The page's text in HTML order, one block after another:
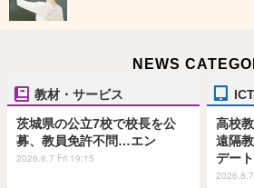
NEWS
教材・サービス
茨城県の公立7校で校長を公
募、教員免許不問…エン
2026.8.7 Fri 19:15
高校
遠隔
デート